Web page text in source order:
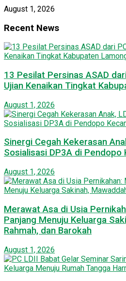
August 1, 2026
Recent News
13 Pesilat Persinas ASAD
Ujian Kenaikan Tingkat
August 1, 2026
Sinergi Cegah Kekerasan
Sosialisasi DP3A di Pendopo
August 1, 2026
Merawat Asa di Usia
Panjang Menuju Keluarga
Rahmah, dan Barokah
August 1, 2026